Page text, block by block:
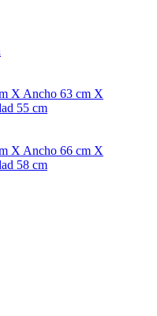
X Ancho 63 cm X
55 cm
X Ancho 66 cm X
58 cm